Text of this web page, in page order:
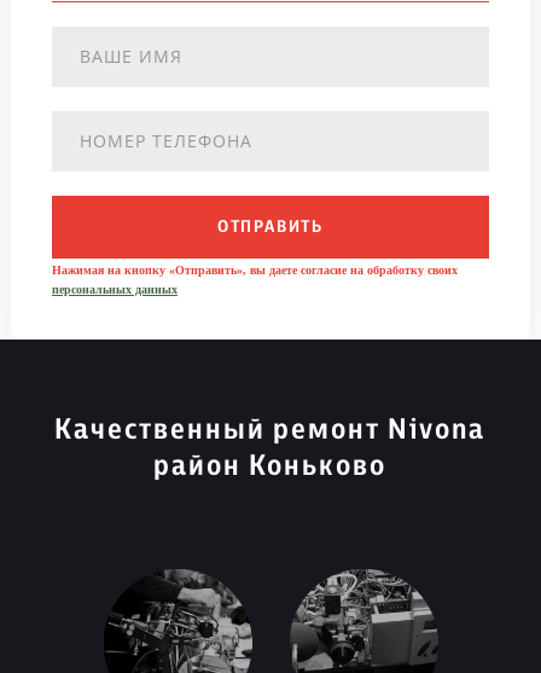
ОТПРАВИТЬ
Нажимая на кнопку «Отправить», вы даете согласие на обработку своих
персональных данных
Качественный ремонт Nivona
район Коньково